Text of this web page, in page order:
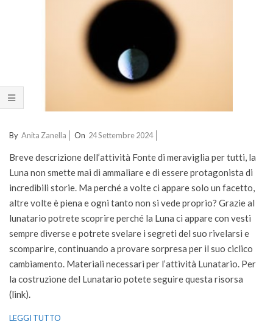
2024-
24
By Anita Zanella On 24 Settembre 2024
Breve descrizione dell’attività Fonte di meraviglia per tutti, la
Luna non smette mai di ammaliare e di essere protagonista di
incredibili storie. Ma perché a volte ci appare solo un facetto,
altre volte è piena e ogni tanto non si vede proprio? Grazie al
lunatario potrete scoprire perché la Luna ci appare con vesti
sempre diverse e potrete svelare i segreti del suo rivelarsi e
scomparire, continuando a provare sorpresa per il suo ciclico
cambiamento. Materiali necessari per l’attività Lunatario. Per
la costruzione del Lunatario potete seguire questa risorsa
(link).
LEGGI TUTTO